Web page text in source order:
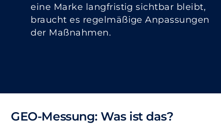
eine Marke langfristig sichtbar bleibt,
braucht es regelmäßige Anpassungen
der Maßnahmen.
GEO-Messung: Was ist das?